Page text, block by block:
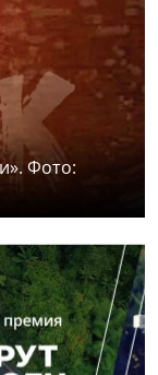
Фото: